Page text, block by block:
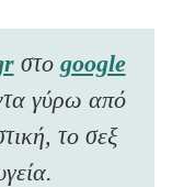
στο google
γύρω από
το σεξ